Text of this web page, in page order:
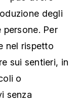
degli
persone. Per
nel rispetto
sui sentieri, in
o
senza